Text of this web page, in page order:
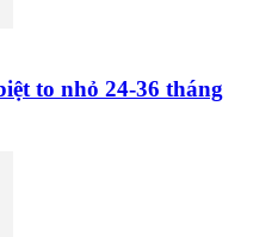
to nhỏ 24-36 tháng